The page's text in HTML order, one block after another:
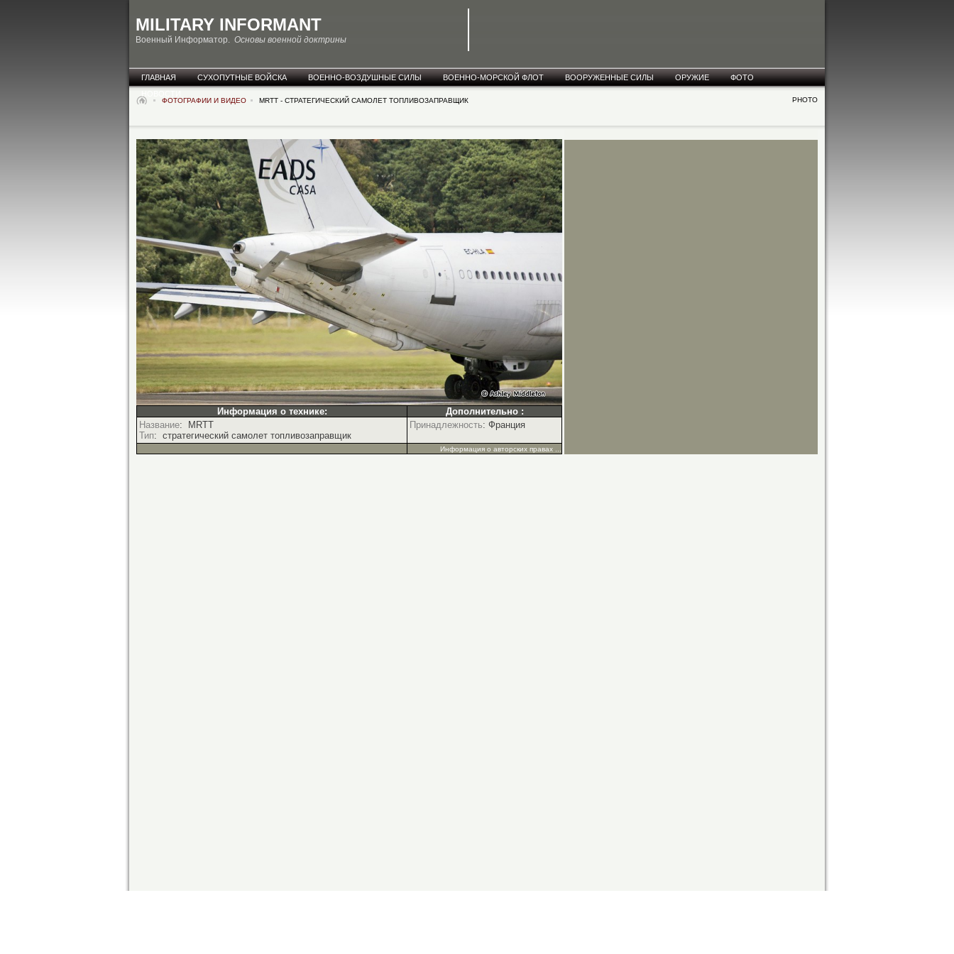
MILITARY INFORMANT
Военный Информатор. Основы военной доктрины
ГЛАВНАЯ СУХОПУТНЫЕ ВОЙСКА ВОЕННО-ВОЗДУШНЫЕ СИЛЫ ВОЕННО-МОРСКОЙ ФЛОТ ВООРУЖЕННЫЕ СИЛЫ ОРУЖИЕ
ФОТО
ФОТОГРАФИИ И ВИДЕО MRTT - СТРАТЕГИЧЕСКИЙ САМОЛЕТ ТОПЛИВОЗАПРАВЩИК PHOTO
Информация о технике:
Дополнительно :
Название: MRTT
Тип: стратегический самолет топливозаправщик
Принадлежность: Франция
Информация о авторских правах ...